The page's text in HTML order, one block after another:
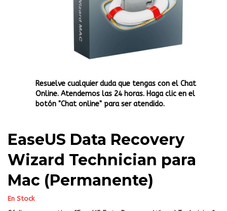
Resuelve cualquier duda que tengas con el Chat
Online. Atendemos las 24 horas. Haga clic en el
botón "Chat online" para ser atendido.
EaseUS Data Recovery
Wizard Technician para
Mac (Permanente)
En Stock